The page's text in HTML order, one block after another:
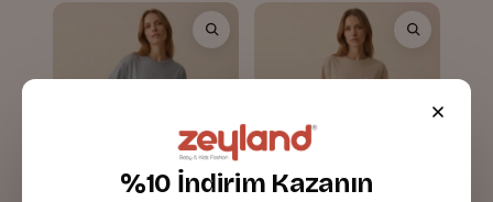
%10 İndirim Kazanın